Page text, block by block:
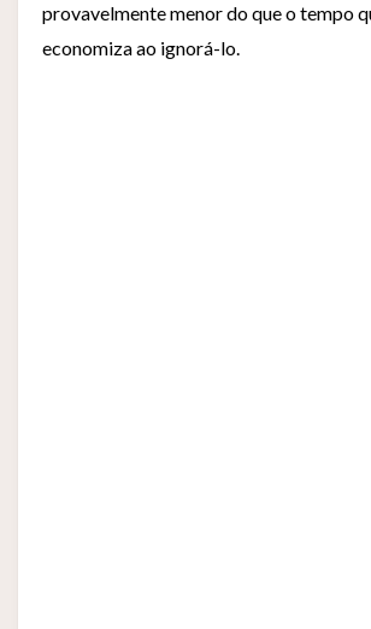
provavelmente menor do que o tempo
economiza ao ignorá-lo.